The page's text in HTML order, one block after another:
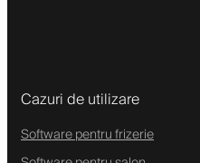
Cazuri de utilizare
Software pentru frizerie